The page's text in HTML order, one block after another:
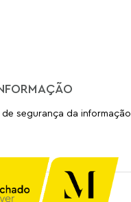
segurança da informação